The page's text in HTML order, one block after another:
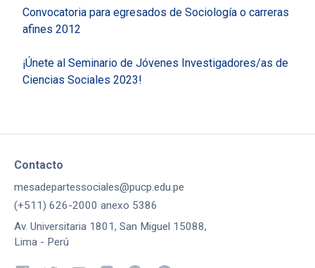
Convocatoria para egresados de Sociología o carreras
afines 2012
¡Únete al Seminario de Jóvenes Investigadores/as de
Ciencias Sociales 2023!
Contacto
mesadepartessociales@pucp.edu.pe
(+511) 626-2000 anexo 5386
Av. Universitaria 1801, San Miguel 15088,
Lima - Perú